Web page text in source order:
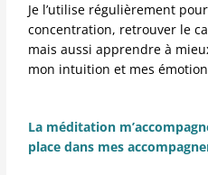
Je l’utilise régulièrement
concentration, retrouver le
mais aussi apprendre à
mon intuition et mes
La méditation
place dans mes